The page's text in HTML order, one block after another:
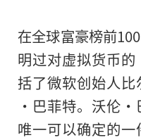
在全球富豪榜前
明过对虚拟货币
括了微软创始人
·巴菲特。沃伦·
唯一可以确定的